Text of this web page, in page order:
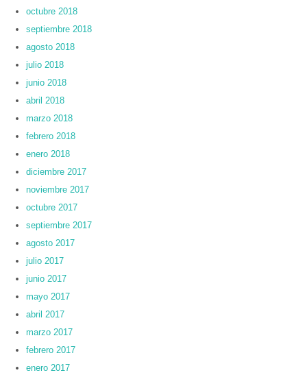
octubre 2018
septiembre 2018
agosto 2018
julio 2018
junio 2018
abril 2018
marzo 2018
febrero 2018
enero 2018
diciembre 2017
noviembre 2017
octubre 2017
septiembre 2017
agosto 2017
julio 2017
junio 2017
mayo 2017
abril 2017
marzo 2017
febrero 2017
enero 2017